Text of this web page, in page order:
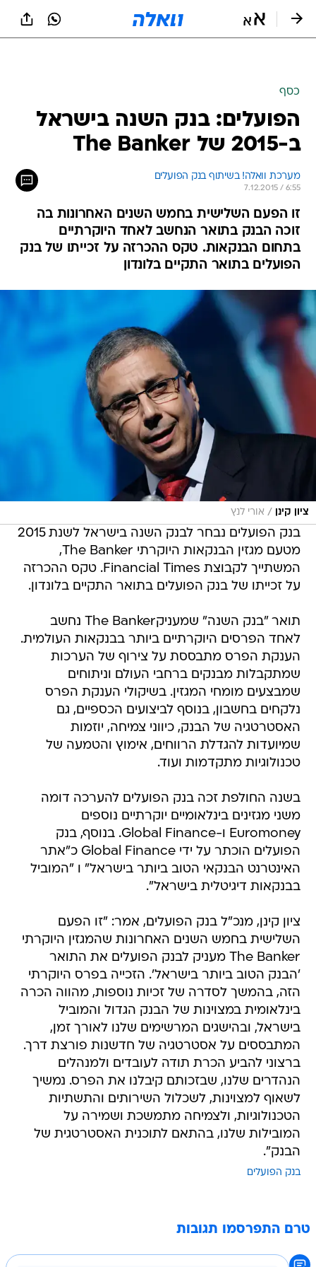
כסף
הפועלים: בנק השנה בישראל
ב-2015 של The Banker
מערכת וואלה! בשיתוף בנק הפועלים
7.12.2015 / 6:55
זו הפעם השלישית בחמש השנים האחרונות בה
זוכה הבנק בתואר הנחשב לאחד היוקרתיים
בתחום הבנקאות. טקס ההכרזה על זכייתו של בנק
הפועלים בתואר התקיים בלונדון
ציון קינן / אורי לנץ
בנק הפועלים נבחר לבנק השנה בישראל לשנת 2015
מטעם מגזין הבנקאות היוקרתי The Banker,
המשתייך לקבוצת Financial Times. טקס ההכרזה
על זכייתו של בנק הפועלים בתואר התקיים בלונדון.
תואר "בנק השנה" שמעניקThe Banker נחשב
לאחד הפרסים היוקרתיים ביותר בבנקאות העולמית.
הענקת הפרס מתבססת על צירוף של הערכות
שמתקבלות מבנקים ברחבי העולם וניתוחים
שמבצעים מומחי המגזין. בשיקולי הענקת הפרס
נלקחים בחשבון, בנוסף לביצועים הכספיים, גם
האסטרטגיה של הבנק, כיווני צמיחה, יוזמות
שמיועדות להגדלת הרווחים, אימוץ והטמעה של
טכנולוגיות מתקדמות ועוד.
בשנה החולפת זכה בנק הפועלים להערכה דומה
משני מגזינים בינלאומיים יוקרתיים נוספים 
Euromoney ו-Global Finance. בנוסף, בנק
הפועלים הוכתר על ידי Global Finance כ"אתר
האינטרנט הבנקאי הטוב ביותר בישראל" ו "המוביל
בבנקאות דיגיטלית בישראל".
ציון קינן, מנכ"ל בנק הפועלים, אמר: "זו הפעם
השלישית בחמש השנים האחרונות שהמגזין היוקרתי
The Banker מעניק לבנק הפועלים את התואר
'הבנק הטוב ביותר בישראל'. הזכייה בפרס היוקרתי
הזה, בהמשך לסדרה של זכיות נוספות, מהווה הכרה
בינלאומית במצוינות של הבנק הגדול והמוביל
בישראל, ובהישגים המרשימים שלנו לאורך זמן,
המתבססים על אסטרטגיה של חדשנות פורצת דרך.
ברצוני להביע הכרת תודה לעובדים ולמנהלים
הנהדרים שלנו, שבזכותם קיבלנו את הפרס. נמשיך
לשאוף למצוינות, לשכלול השירותים והתשתיות
הטכנולוגיות, ולצמיחה מתמשכת ושמירה על
המובילות שלנו, בהתאם לתוכנית האסטרטגית של
הבנק".
בנק הפועלים
טרם התפרסמו תגובות